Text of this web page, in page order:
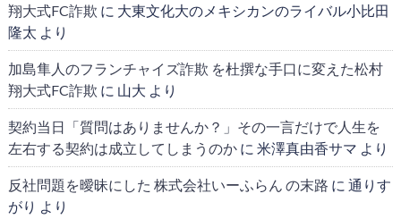
翔大式FC詐欺 に 大東文化大のメキシカンのライバル小比田
隆太 より
加島隼人のフランチャイズ詐欺 を杜撰な手口に変えた松村
翔大式FC詐欺 に 山大 より
契約当日「質問はありませんか？」その一言だけで人生を
左右する契約は成立してしまうのかに 米澤真由香サマ より
反社問題を曖昧にした 株式会社いーふらん の末路 に 通りす
がり より